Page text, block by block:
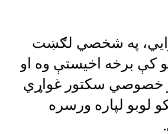
وایي، په شخصي لګښت
کې برخه اخیستې وه او
خصوصي سکتور غواړي
لوبو لپاره ورسره